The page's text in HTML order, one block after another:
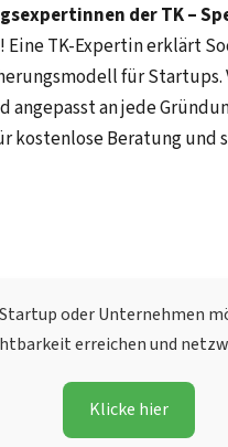
der TK –
! Eine TK-Expertin erklärt
für
angepasst an jede
kostenlose Beratung und
Startup oder Unternehmen
erreichen und
Klicke hier